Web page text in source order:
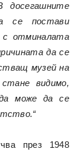
досегашните
се постави
с отминалата
да се
музей на
видимо,
да може да се
през 1948